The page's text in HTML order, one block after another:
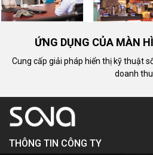
ỨNG DỤNG CỦA MÀN
Cung cấp giải pháp hiển thị kỹ thuật
doanh thu
THÔNG TIN CÔNG TY